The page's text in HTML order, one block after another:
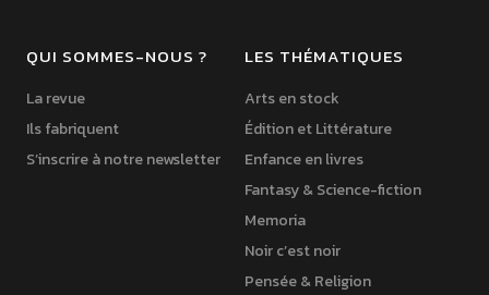
QUI SOMMES-NOUS ?
La revue
Ils fabriquent
S’inscrire à notre newsletter
LES THÉMATIQUES
Arts en stock
Édition et Littérature
Enfance en livres
Fantasy & Science-fiction
Memoria
Noir c’est noir
Pensée & Religion